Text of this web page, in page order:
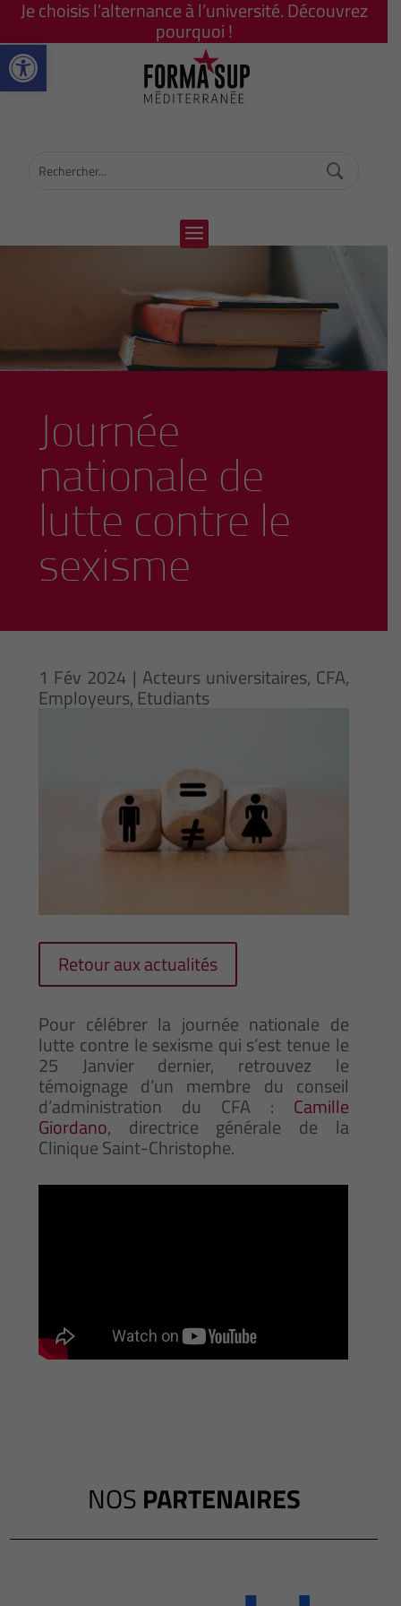
Ouvrir la barre d’outils
Je choisis l’alternance à l’université. Découvrez
pourquoi !
Journée
nationale de
lutte contre le
sexisme
1 Fév 2024 | Acteurs universitaires, CFA,
Employeurs,Etudiants
Retour aux actualités
Pour célébrer la journée nationale de
lutte contre le sexisme qui s’est tenue le
25 Janvier dernier, retrouvez le
témoignage d’un membre du conseil
d’administration du CFA : Camille
Giordano, directrice générale de la
Clinique Saint-Christophe.
NOS PARTENAIRES